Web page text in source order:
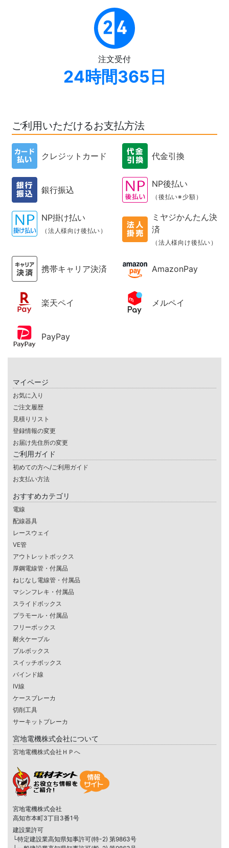
注文受付
24時間365日
ご利用いただけるお支払方法
クレジットカード 代金引換
銀行振込
NP後払い
（後払い※少額）
NP掛け払い
（法人様向け後払い）
ミヤジかんたん決
済
（法人様向け後払い）
携帯キャリア決済 AmazonPay
楽天ペイ メルペイ
PayPay
マイページ
お気に入り
ご注文履歴
見積りリスト
登録情報の変更
お届け先住所の変更
ご利用ガイド
初めての方へ/ご利用ガイド
お支払い方法
おすすめカテゴリ
電線
配線器具
レースウェイ
VE管
アウトレットボックス
厚鋼電線管・付属品
ねじなし電線管・付属品
マシンフレキ・付属品
スライドボックス
プラモール・付属品
フリーボックス
耐火ケーブル
プルボックス
スイッチボックス
バインド線
IV線
ケースブレーカ
切削工具
サーキットブレーカ
宮地電機株式会社について
宮地電機株式会社ＨＰへ
宮地電機株式会社
高知市本町3丁目3番1号
建設業許可
└特定建設業高知県知事許可(特-2) 第9863号